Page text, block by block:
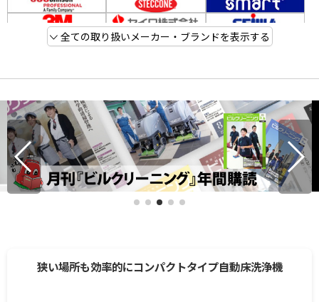
全ての取り扱いメーカー・ブランドを表示する
狭い場所も効率的にコンパクトタイプ自動床洗浄機